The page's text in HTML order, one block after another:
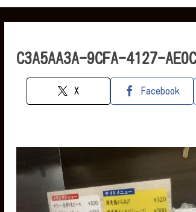
C3A5AA3A-9CFA-4127-
X Facebook